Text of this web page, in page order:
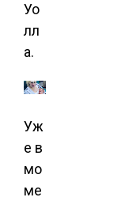
Уо
лл
а.
Уж
е в
мо
ме